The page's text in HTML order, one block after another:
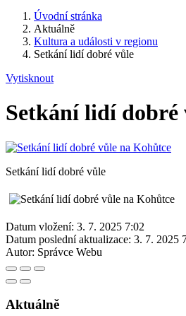
Úvodní stránka
Aktuálně
Kultura a události v regionu
Setkání lidí dobré vůle
Vytisknout
Setkání lidí dobré
Setkání lidí dobré vůle
Datum vložení: 3. 7. 2025 7:02
Datum poslední aktualizace: 3. 7. 2025
Autor: Správce Webu
Aktuálně